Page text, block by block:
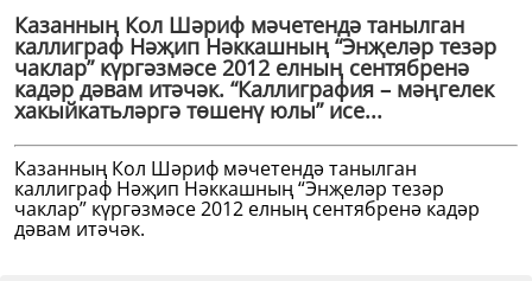
Казанның Кол Шәриф мәчетендә танылган
каллиграф Нәҗип Нәккашның “Энҗеләр тезәр
чаклар” күргәзмәсе 2012 елның сентябренә
кадәр дәвам итәчәк. “Каллиграфия – мәңгелек
хакыйкатьләргә төшенү юлы” исе...
Казанның Кол Шәриф мәчетендә танылган
каллиграф Нәҗип Нәккашның “Энҗеләр тезәр
чаклар” күргәзмәсе 2012 елның сентябренә кадәр
дәвам итәчәк.